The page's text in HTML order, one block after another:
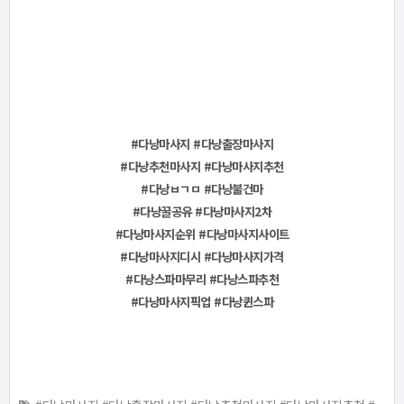
#다낭마사지 #다낭출장마사지
#다낭추천마사지 #다낭마사지추천
#다낭ㅂㄱㅁ #다낭불건마
#다낭꿀공유#다낭마사지2차
#다낭마사지순위 #다낭마사지사이트
#다낭마사지디시 #다낭마사지가격
#다낭스파마무리 #다낭스파추천
#다낭마사지픽업 #다낭퀸스파